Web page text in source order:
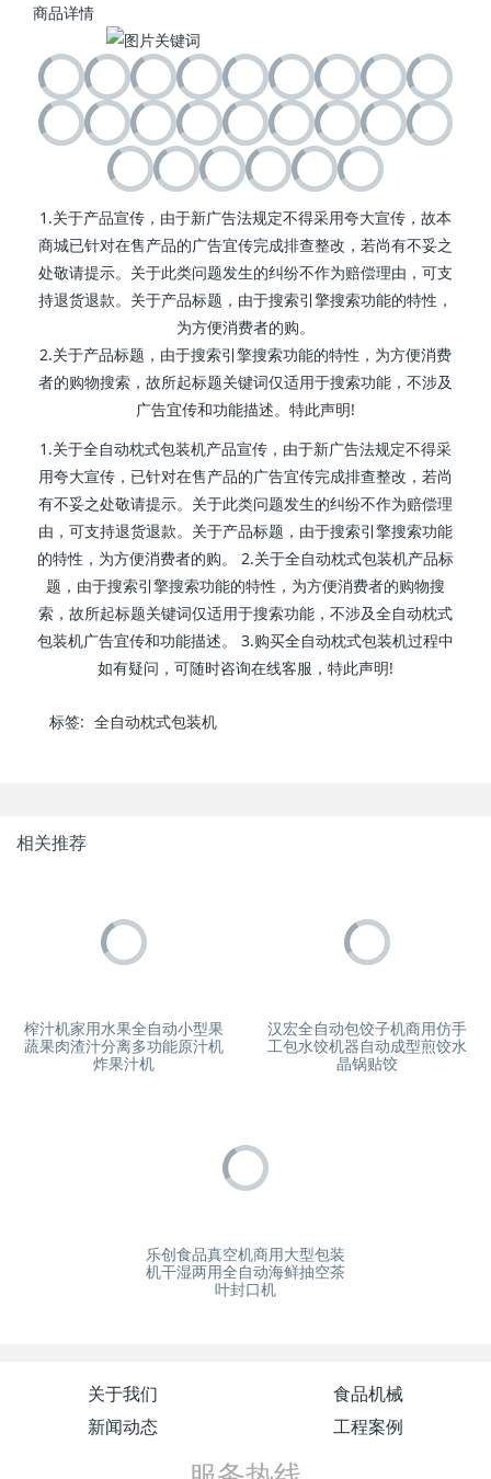
商品详情
1.关于产品宣传，由于新广告法规定不得采用夸大宣传，故本
商城已针对在售产品的广告宜传完成排查整改，若尚有不妥之
处敬请提示。关于此类问题发生的纠纷不作为赔偿理由，可支
持退货退款。关于产品标题，由于搜索引擎搜索功能的特性，
为方便消费者的购。
2.关于产品标题，由于搜索引擎搜索功能的特性，为方便消费
者的购物搜索，故所起标题关键词仅适用于搜索功能，不涉及
广告宜传和功能描述。特此声明!
1.关于全自动枕式包装机产品宣传，由于新广告法规定不得采
用夸大宣传，已针对在售产品的广告宜传完成排查整改，若尚
有不妥之处敬请提示。关于此类问题发生的纠纷不作为赔偿理
由，可支持退货退款。关于产品标题，由于搜索引擎搜索功能
的特性，为方便消费者的购。 2.关于全自动枕式包装机产品标
题，由于搜索引擎搜索功能的特性，为方便消费者的购物搜
索，故所起标题关键词仅适用于搜索功能，不涉及全自动枕式
包装机广告宜传和功能描述。 3.购买全自动枕式包装机过程中
如有疑问，可随时咨询在线客服，特此声明!
标签: 全自动枕式包装机
相关推荐
榨汁机家用水果全自动小型果
蔬果肉渣汁分离多功能原汁机
炸果汁机
汉宏全自动包饺子机商用仿手
工包水饺机器自动成型煎饺水
晶锅贴饺
乐创食品真空机商用大型包装
机干湿两用全自动海鲜抽空茶
叶封口机
关于我们
食品机械
新闻动态
工程案例